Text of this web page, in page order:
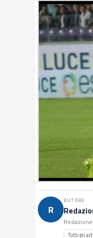
R
AUTORE
Redazione
Tutti gli